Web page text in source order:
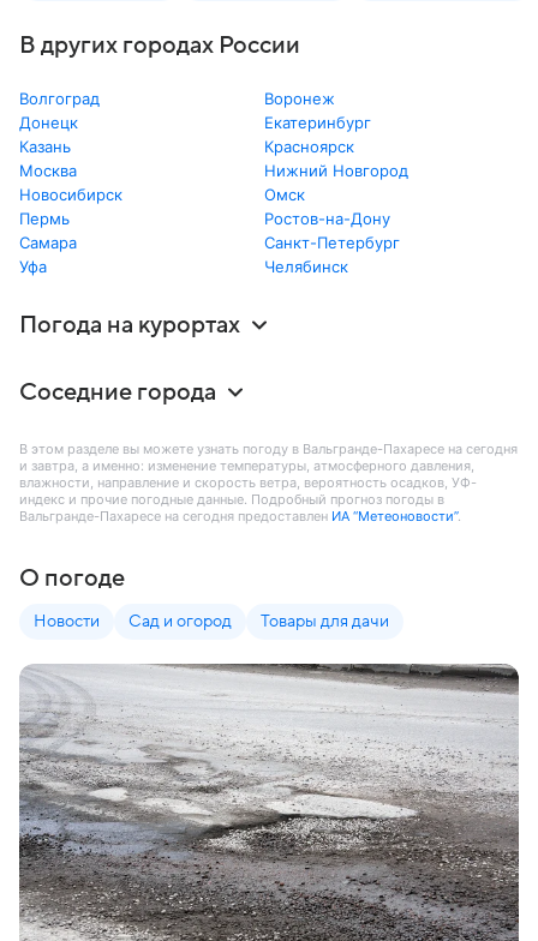
В других городах России
Волгоград
Воронеж
Донецк
Екатеринбург
Казань
Красноярск
Москва
Нижний Новгород
Новосибирск
Омск
Пермь
Ростов-на-Дону
Самара
Санкт-Петербург
Уфа
Челябинск
Погода на курортах
Соседние города
В этом разделе вы можете узнать погоду в Вальгранде-Пахаресе на сегодня
и завтра, а именно: изменение температуры, атмосферного давления,
влажности, направление и скорость ветра, вероятность осадков, УФ-
индекс и прочие погодные данные. Подробный прогноз погоды в
Вальгранде-Пахаресе на сегодня предоставлен ИА “Метеоновости”.
О погоде
Новости Сад и огород Товары для дачи